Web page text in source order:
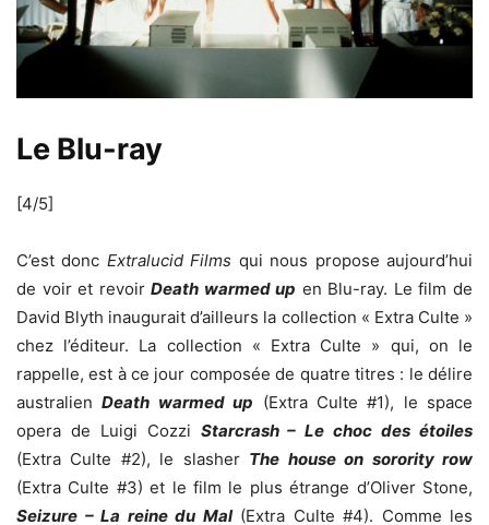
Le Blu-ray
[4/5]
C’est donc Extralucid Films qui nous propose aujourd’hui
de voir et revoirDeath warmed up en Blu-ray. Le film de
David Blyth inaugurait d’ailleurs la collection « Extra Culte »
chez l’éditeur. La collection « Extra Culte » qui, on le
rappelle, est à ce jour composée de quatre titres : le délire
australienDeath warmed up (Extra Culte #1), le space
opera de Luigi Cozzi Starcrash – Le choc des étoiles
(Extra Culte #2), le slasher The house on sorority row
(Extra Culte #3) et le film le plus étrange d’Oliver Stone,
Seizure – La reine du Mal(Extra Culte #4). Comme les